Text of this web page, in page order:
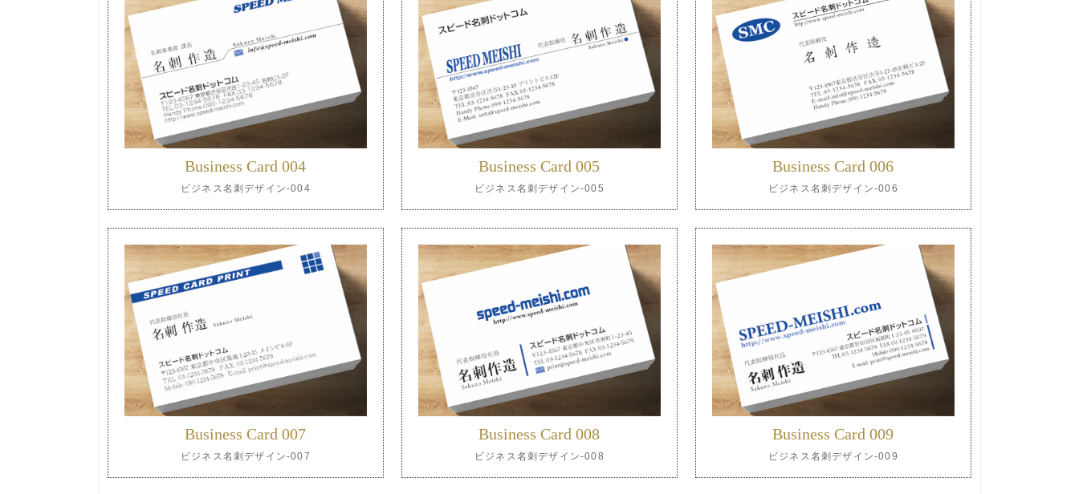
Business Card 004
ビジネス名刺デザイン-004
Business Card 005
ビジネス名刺デザイン-005
Business Card 006
ビジネス名刺デザイン-006
Business Card 007
ビジネス名刺デザイン-007
Business Card 008
ビジネス名刺デザイン-008
Business Card 009
ビジネス名刺デザイン-009